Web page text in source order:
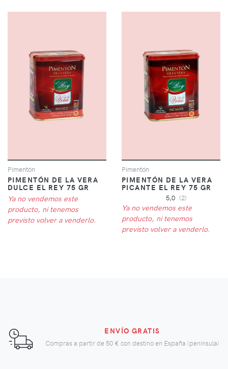
Pimentón
PIMENTÓN DE LA VERA
DULCE EL REY 75 GR
Ya no vendemos este
producto, ni tenemos
previsto volver a venderlo.
Pimentón
PIMENTÓN DE LA VERA
PICANTE EL REY 75 GR
5,0 (2)
Ya no vendemos este
producto, ni tenemos
previsto volver a venderlo.
ENVÍO GRATIS
Compras a partir de 50 € con destino en España (península)